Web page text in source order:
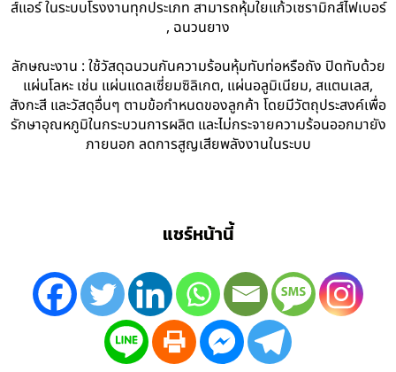
ส์แอร์ ในระบบโรงงานทุกประเภท สามารถหุ้มใยแก้วเซรามิกส์ไฟเบอร์
, ฉนวนยาง
ลักษณะงาน : ใช้วัสดุฉนวนกันความร้อนหุ้มทับท่อหรือถัง ปิดทับด้วย
แผ่นโลหะ เช่น แผ่นแดลเซี่ยมซิลิเกต, แผ่นอลูมิเนียม, สแตนเลส,
สังกะสี และวัสดุอื่นๆ ตามข้อกำหนดของลูกค้า โดยมีวัตถุประสงค์เพื่อ
รักษาอุณหภูมิในกระบวนการผลิต และไม่กระจายความร้อนออกมายัง
ภายนอก ลดการสูญเสียพลังงานในระบบ
แชร์หน้านี้